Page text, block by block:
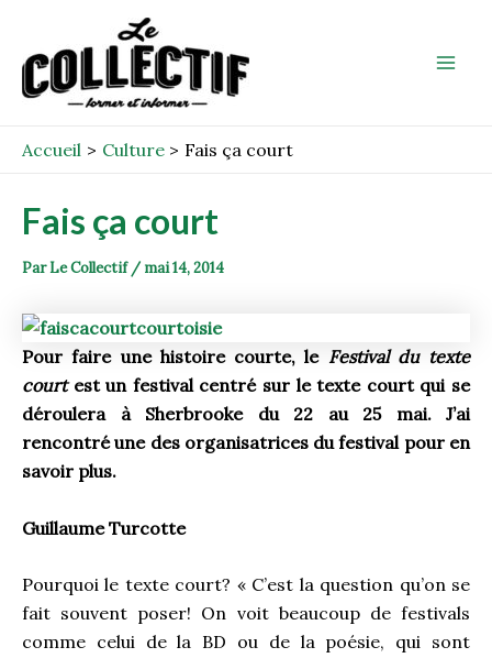
contenu
Accueil Culture Fais ça court
Fais ça court
ParLe Collectif / mai 14, 2014
Pour faire une histoire courte, le Festival du texte
courtest un festival centré sur le texte court qui se
déroulera à Sherbrooke du 22 au 25 mai. J’ai
rencontré une des organisatrices du festival pour en
savoir plus.
Guillaume Turcotte
Pourquoi le texte court? « C’est la question qu’on se
fait souvent poser! On voit beaucoup de festivals
comme celui de la BD ou de la poésie, qui sont
navigation